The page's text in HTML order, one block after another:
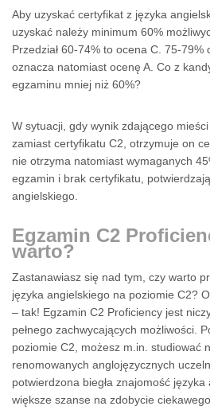
Aby uzyskać certyfikat z języka
uzyskać należy minimum 60%
Przedział 60-74% to ocena C. 75-
oznacza natomiast ocenę A. Co z
egzaminu mniej niż 60%?
W sytuacji, gdy wynik zdającego
zamiast certyfikatu C2, otrzymuje on
nie otrzyma natomiast wymaganych
egzamin i brak certyfikatu,
angielskiego.
Egzamin C2
warto?
Zastanawiasz się nad tym, czy warto
języka angielskiego na poziomie C2?
– tak! Egzamin C2 Proficiency jest
pełnego zachwycających możliwości.
poziomie C2, możesz m.in. studiować
renomowanych anglojęzycznych
potwierdzona biegła znajomość
większe szanse na zdobycie